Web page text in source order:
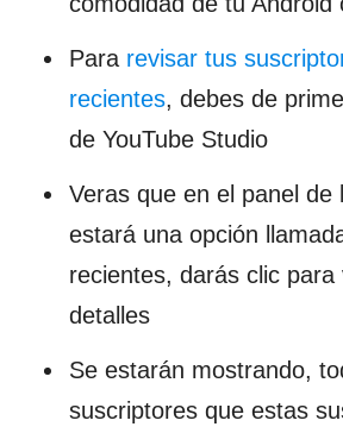
Para revisar tus
recientes, debes de
de YouTube Studio
Veras que en el panel de
estará una opción
recientes, darás clic para
detalles
Se estarán mostrando,
suscriptores que estas